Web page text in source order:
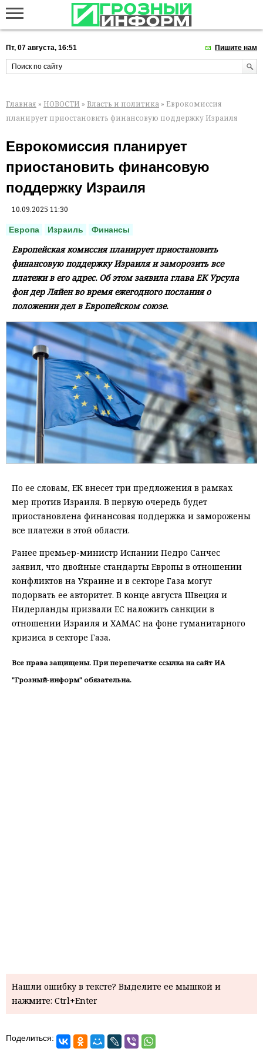
Пт, 07 августа, 16:51 Пишите нам
Главная » НОВОСТИ » Власть и политика » Еврокомиссия
планирует приостановить финансовую поддержку Израиля
Еврокомиссия планирует
приостановить финансовую
поддержку Израиля
10.09.2025 11:30
Европа Израиль Финансы
Европейская комиссия планирует приостановить
финансовую поддержку Израиля и заморозить все
платежи в его адрес. Об этом заявила глава ЕК Урсула
фон дер Ляйен во время ежегодного послания о
положении дел в Европейском союзе.
По ее словам, ЕК внесет три предложения в рамках
мер против Израиля. В первую очередь будет
приостановлена финансовая поддержка и заморожены
все платежи в этой области.
Ранее премьер-министр Испании Педро Санчес
заявил, что двойные стандарты Европы в отношении
конфликтов на Украине и в секторе Газа могут
подорвать ее авторитет. В конце августа Швеция и
Нидерланды призвали ЕС наложить санкции в
отношении Израиля и ХАМАС на фоне гуманитарного
кризиса в секторе Газа.
Все права защищены. При перепечатке ссылка на сайт ИА
"Грозный-информ" обязательна.
Нашли ошибку в тексте? Выделите ее мышкой и
нажмите: Ctrl+Enter
Поделиться: